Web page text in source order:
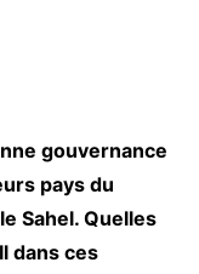
gouvernance
pays du
Sahel. Quelles
dans ces